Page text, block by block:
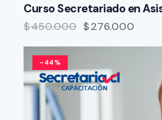
Curso Secretariado en
$450.000 $276.000
-44%